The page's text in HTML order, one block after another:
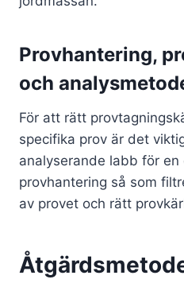
Provhantering,
och
För att rätt
specifika prov är det
analyserande labb för en
provhantering så som
av provet och rätt